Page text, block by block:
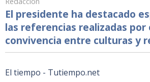
El presidente ha destacado
las referencias realizadas por
convivencia entre culturas y
El tiempo - Tutiempo.net